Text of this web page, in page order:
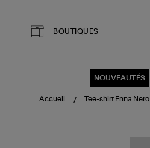
BOUTIQUES
NOUVEAUTÉS
Accueil Tee-shirt Enna Nero